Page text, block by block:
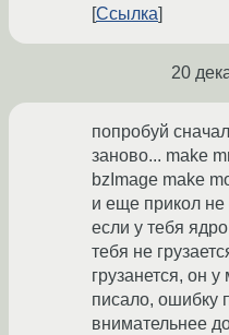
Ссылка
20
попробуй
заново... make
bzImage make
и еще прикол не
если у тебя
тебя не
грузанется, он
писало, ошибку
внимательнее